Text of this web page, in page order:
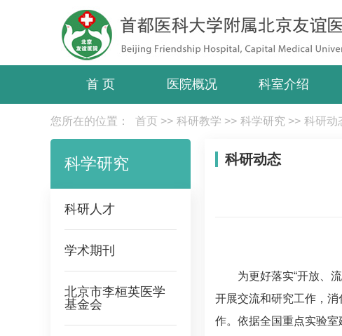
首 页 医院概况 科室介绍
您所在的位置： 首页 >> 科研教学 >> 科学研究 >> 科研动
科学研究
科研人才
学术期刊
北京市李桓英医学
基金会
科研动态
为更好落实“开放、
开展交流和研究工作，消
作。依据全国重点实验